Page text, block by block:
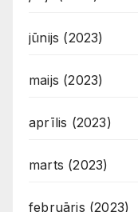
jūnijs (2023)
maijs (2023)
aprīlis (2023)
marts (2023)
februāris (2023)